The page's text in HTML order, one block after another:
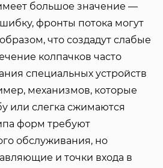
большое значение —
фронты потока могут
что создадут слабые
колпачков часто
специальных устройств
механизмов, которые
или слегка сжимаются
форм требуют
обслуживания, но
и точки входа в